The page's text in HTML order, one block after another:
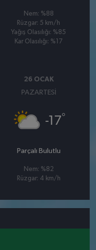
Nem: %88
Rüzgar: 5 km/h
Yağış Olasılığı: %85
Kar Olasılığı: %17
26 OCAK
PAZARTESI
-17°
Parçalı Bulutlu
Nem: %82
Rüzgar: 4 km/h